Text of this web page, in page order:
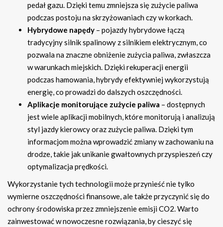
pedał gazu. Dzięki temu zmniejsza się zużycie paliwa
podczas postoju na skrzyżowaniach czy w korkach.
Hybrydowe napędy – pojazdy hybrydowe łączą
tradycyjny silnik spalinowy z silnikiem elektrycznym, co
pozwala na znaczne obniżenie zużycia paliwa, zwłaszcza
w warunkach miejskich. Dzięki rekuperacji energii
podczas hamowania, hybrydy efektywniej wykorzystują
energię, co prowadzi do dalszych oszczędności.
Aplikacje monitorujące zużycie paliwa – dostępnych
jest wiele aplikacji mobilnych, które monitorują i analizują
styl jazdy kierowcy oraz zużycie paliwa. Dzięki tym
informacjom można wprowadzić zmiany w zachowaniu na
drodze, takie jak unikanie gwałtownych przyspieszeń czy
optymalizacja prędkości.
Wykorzystanie tych technologii może przynieść nie tylko
wymierne oszczędności finansowe, ale także przyczynić się do
ochrony środowiska przez zmniejszenie emisji CO2. Warto
zainwestować w nowoczesne rozwiązania, by cieszyć się